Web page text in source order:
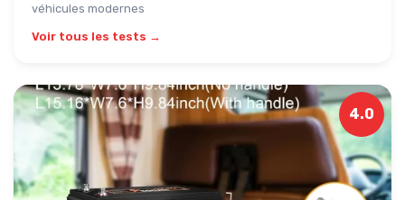
véhicules modernes
Voir tous les tests →
4.0